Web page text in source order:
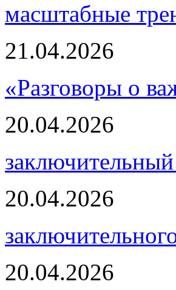
масштабные
21.04.2026
«Разговоры о
20.04.2026
20.04.2026
20.04.2026